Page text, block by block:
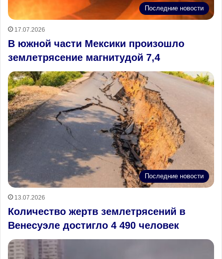
Последние новости
17.07.2026
В южной части Мексики произошло
землетрясение магнитудой 7,4
Последние новости
13.07.2026
Количество жертв землетрясений в
Венесуэле достигло 4 490 человек